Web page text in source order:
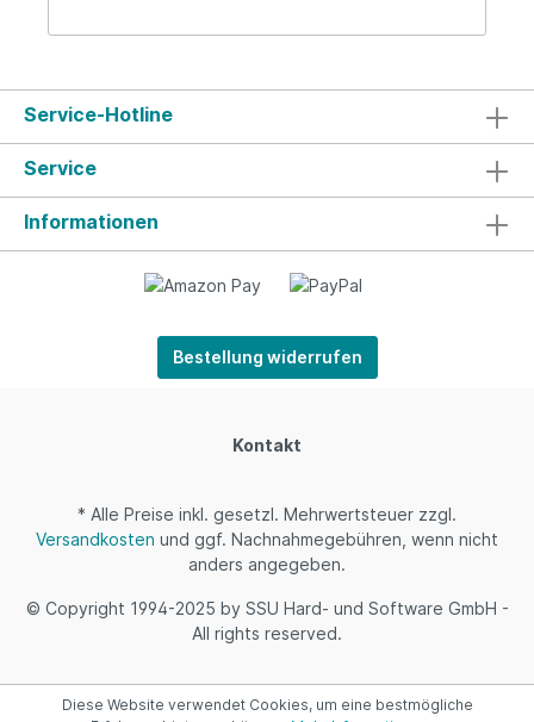
Service-Hotline
Service
Informationen
Bestellung widerrufen
Kontakt
* Alle Preise inkl. gesetzl. Mehrwertsteuer zzgl.
Versandkosten und ggf. Nachnahmegebühren, wenn nicht
anders angegeben.
© Copyright 1994-2025 by SSU Hard- und Software GmbH -
All rights reserved.
Diese Website verwendet Cookies, um eine bestmögliche